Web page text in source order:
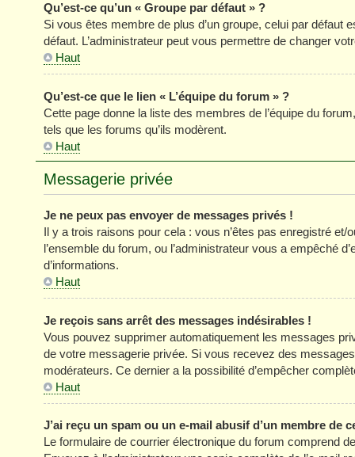
Qu’est-ce qu’un « Groupe par défaut » ?
Si vous êtes membre de plus d’un groupe, celui par défaut
défaut. L’administrateur peut vous permettre de changer
Haut
Qu’est-ce que le lien « L’équipe du forum » ?
Cette page donne la liste des membres de l’équipe du
tels que les forums qu’ils modèrent.
Haut
Messagerie privée
Je ne peux pas envoyer de messages privés !
Il y a trois raisons pour cela : vous n’êtes pas enregistré
l’ensemble du forum, ou l’administrateur vous a empêché
d’informations.
Haut
Je reçois sans arrêt des messages indésirables !
Vous pouvez supprimer automatiquement les messages
de votre messagerie privée. Si vous recevez des
modérateurs. Ce dernier a la possibilité d’empêcher
Haut
J’ai reçu un spam ou un e-mail abusif d’un membre de
Le formulaire de courrier électronique du forum comprend